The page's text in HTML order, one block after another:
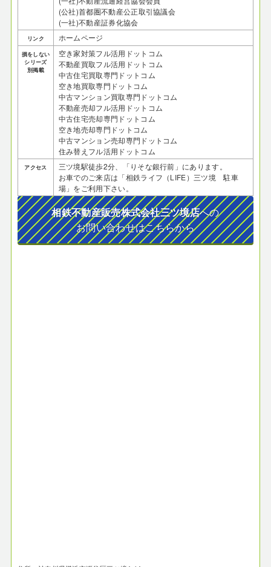
(公社)首都圏不動産公正取引協議会
(一社)不動産証券化協会
リンク ホームページ
損をしない
シリーズ
別掲載
空き家対策フル活用ドットコム
不動産買取フル活用ドットコム
中古住宅買取専門ドットコム
空き地買取専門ドットコム
中古マンション買取専門ドットコム
不動産売却フル活用ドットコム
中古住宅売却専門ドットコム
空き地売却専門ドットコム
中古マンション売却専門ドットコム
住み替えフル活用ドットコム
アクセス
三ツ境駅徒歩2分、「りそな銀行前」にあります。
お車でのご来店は「相鉄ライフ（LIFE）三ツ境 駐車
場」をご利用下さい。
相鉄不動産販売株式会社三ツ境店への
お問い合わせはこちらから